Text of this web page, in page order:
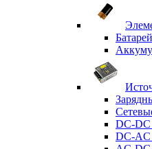
DC-DC
DC-AC